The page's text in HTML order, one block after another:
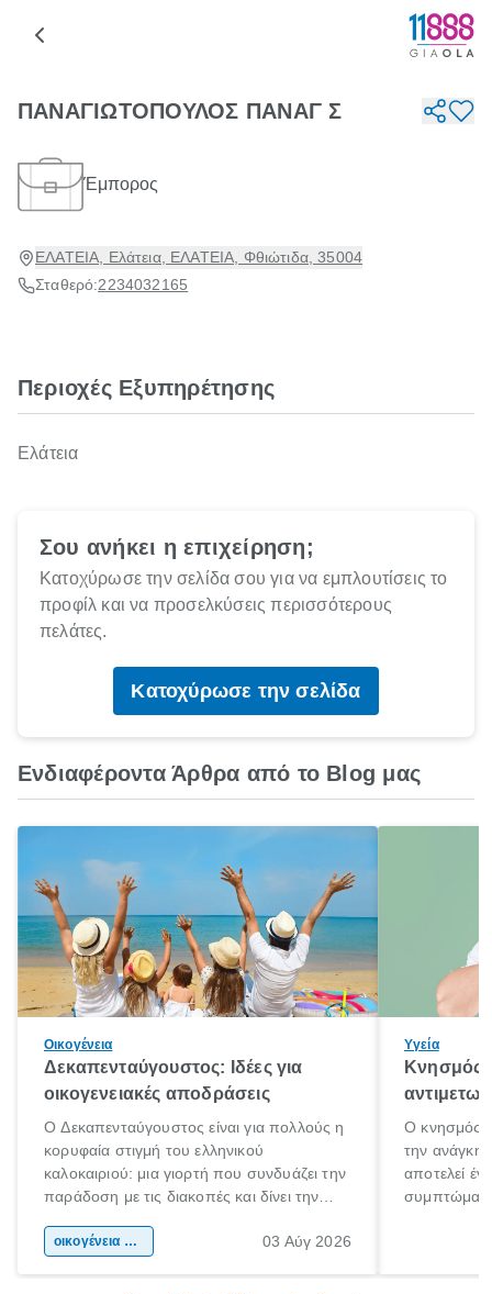
ΠΑΝΑΓΙΩΤΟΠΟΥΛΟΣ ΠΑΝΑΓ Σ
Έμπορος
ΕΛΑΤΕΙΑ, Ελάτεια, ΕΛΑΤΕΙΑ, Φθιώτιδα, 35004
Σταθερό:2234032165
Περιοχές Εξυπηρέτησης
Ελάτεια
Σου ανήκει η επιχείρηση;
Κατοχύρωσε την σελίδα σου για να εμπλουτίσεις το
προφίλ και να προσελκύσεις περισσότερους
πελάτες.
Κατοχύρωσε την σελίδα
Ενδιαφέροντα Άρθρα από το Blog μας
Οικογένεια
Δεκαπενταύγουστος: Ιδέες για
οικογενειακές αποδράσεις
Ο Δεκαπενταύγουστος είναι για πολλούς η
κορυφαία στιγμή του ελληνικού
καλοκαιριού: μια γιορτή που συνδυάζει την
παράδοση με τις διακοπές και δίνει την
χώρας. Είτε πρόκειται για λίγες μέρες
οικογένεια & παιδί 03 Αύγ 2026
Υγεία
Κνησμός:
Ο κνησμός
την ανάγκη
αποτελεί